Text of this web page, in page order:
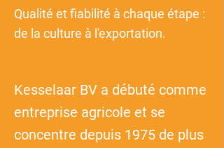
Qualité et fiabilité à chaque étape :
de la culture à l'exportation.
Kesselaar BV a débuté comme
entreprise agricole et se
concentre depuis 1975 de plus